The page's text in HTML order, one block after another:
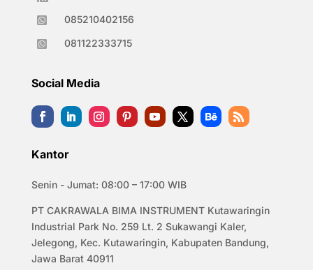
 085210402156
 081122333715
Social Media
Kantor
Senin - Jumat: 08:00 – 17:00 WIB
PT CAKRAWALA BIMA INSTRUMENT Kutawaringin
Industrial Park No. 259 Lt. 2 Sukawangi Kaler,
Jelegong, Kec. Kutawaringin, Kabupaten Bandung,
Jawa Barat 40911